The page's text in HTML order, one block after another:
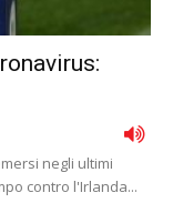
negli ultimi
contro l'Irlanda...